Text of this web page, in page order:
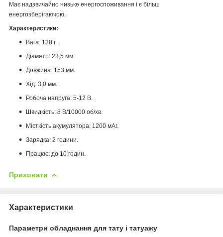
Має надзвичайно низьке енергоспоживання і є більш
енергозберігаючою.
Характеристики:
Вага: 138 г.
Діаметр: 23,5 мм.
Довжина: 153 мм.
Хід: 3,0 мм.
Робоча напруга: 5-12 В.
Швидкість: 8 В/10000 об/хв.
Місткість акумулятора: 1200 мАг.
Зарядка: 2 години.
Працює: до 10 годин.
Приховати
Характеристики
Параметри обладнання для тату і татуажу